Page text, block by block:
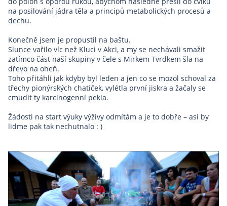
na posilování jádra těla a principů metabolických procesů a
dechu.
Konečně jsem je propustil na baštu.
Slunce vařilo víc než Kluci v Akci, a my se nechávali smažit
zatímco část naší skupiny v čele s Mirkem Tvrdkem šla na
dřevo na oheň.
Toho přitáhli jak kdyby byl leden a jen co se mozol schoval za
třechy pionýrských chatiček, vylétla první jiskra a žačaly se
cmudit ty karcinogenní pekla.
Žádosti na start výuky výživy odmítám a je to dobře – asi by
lidme pak tak nechutnalo : )